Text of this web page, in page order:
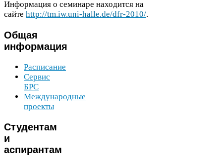
Информация о семинаре находится на
сайте http://​tm​.iw​.uni​-halle​.de/​d​f​r​-​2010​/.
Общая
информация
Расписание
Сервис
БРС
Международные
проекты
Студентам
и
аспирантам